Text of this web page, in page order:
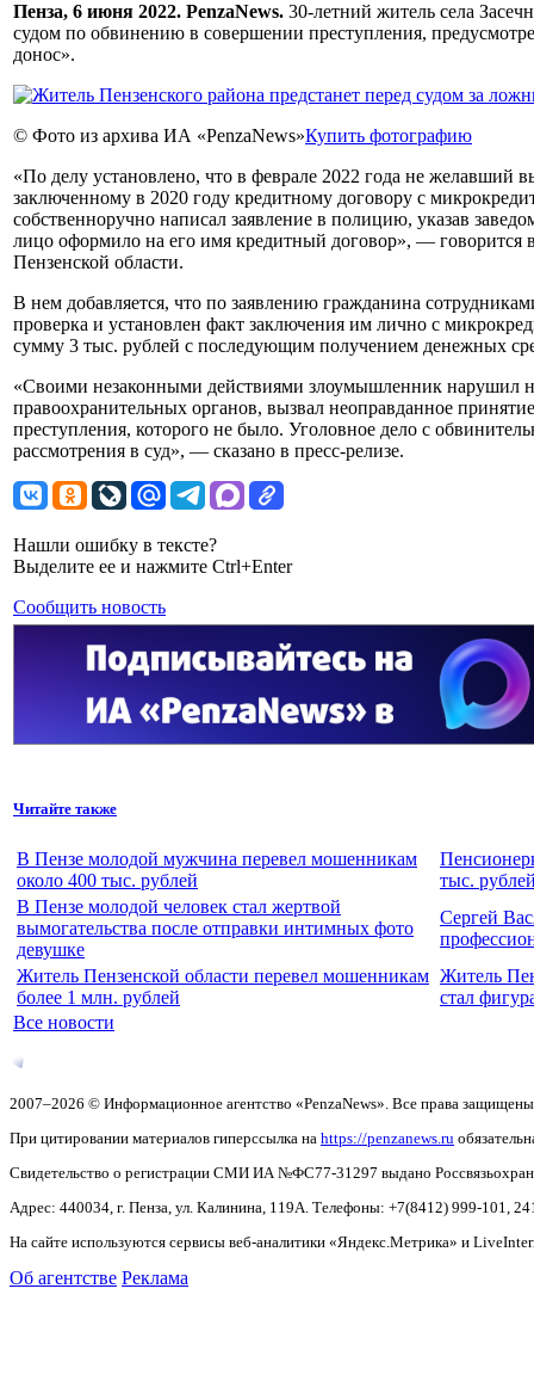
Пенза, 6 июня 2022. PenzaNews. 30-летний житель села
судом по обвинению в совершении преступления,
донос».
© Фото из архива ИА «PenzaNews»Купить фотографию
«По делу установлено, что в феврале 2022 года не желавший
заключенному в 2020 году кредитному договору с
собственноручно написал заявление в полицию, указав
лицо оформило на его имя кредитный договор», — говорится
Пензенской области.
В нем добавляется, что по заявлению гражданина
проверка и установлен факт заключения им лично с
сумму 3 тыс. рублей с последующим получением денежных
«Своими незаконными действиями злоумышленник нарушил
правоохранительных органов, вызвал неоправданное
преступления, которого не было. Уголовное дело с
рассмотрения в суд», — сказано в пресс-релизе.
Нашли ошибку в тексте?
Выделите ее и нажмите Ctrl+Enter
Сообщить новость
Читайте также
В Пензе молодой мужчина перевел мошенникам
около 400 тыс. рублей
тыс.
В Пензе молодой человек стал жертвой
вымогательства после отправки интимных фото
девушке
Сергей
Житель Пензенской области перевел мошенникам
более 1 млн. рублей
Житель
стал
Все новости
2007–2026 © Информационное агентство «PenzaNews». Все права
При цитировании материалов гиперссылка на https://penzanews.ru
Свидетельство о регистрации СМИ ИА №ФС77-31297 выдано
Адрес: 440034, г. Пенза, ул. Калинина, 119А. Телефоны: +7(8412) 999-101,
На сайте используются сервисы веб-аналитики «Яндекс.Метрика» и
Об агентстве Реклама